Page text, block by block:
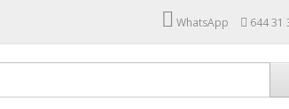
WhatsApp 644 31